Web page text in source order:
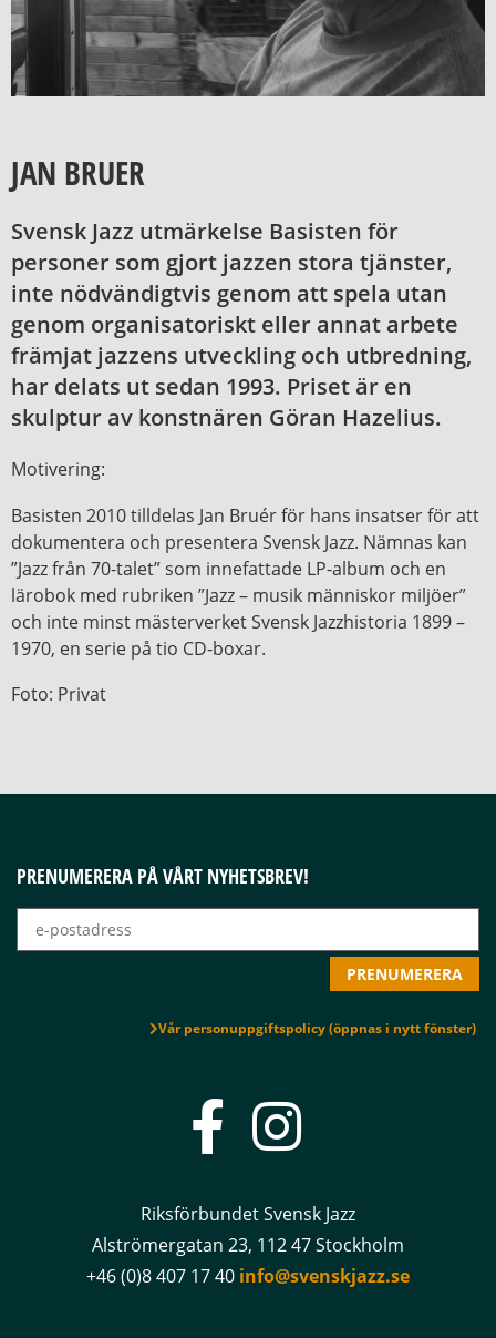
JAN BRUER
Svensk Jazz utmärkelse Basisten för
personer som gjort jazzen stora tjänster,
inte nödvändigtvis genom att spela utan
genom organisatoriskt eller annat arbete
främjat jazzens utveckling och utbredning,
har delats ut sedan 1993. Priset är en
skulptur av konstnären Göran Hazelius.
Motivering:
Basisten 2010 tilldelas Jan Bruér för hans insatser för att
dokumentera och presentera Svensk Jazz. Nämnas kan
”Jazz från 70-talet” som innefattade LP-album och en
lärobok med rubriken ”Jazz – musik människor miljöer”
och inte minst mästerverket Svensk Jazzhistoria 1899 –
1970, en serie på tio CD-boxar.
Foto: Privat
PRENUMERERA PÅ VÅRT NYHETSBREV!
Vår personuppgiftspolicy (öppnas i nytt fönster)
Riksförbundet Svensk Jazz
Alströmergatan 23, 112 47 Stockholm
+46 (0)8 407 17 40 info@svenskjazz.se